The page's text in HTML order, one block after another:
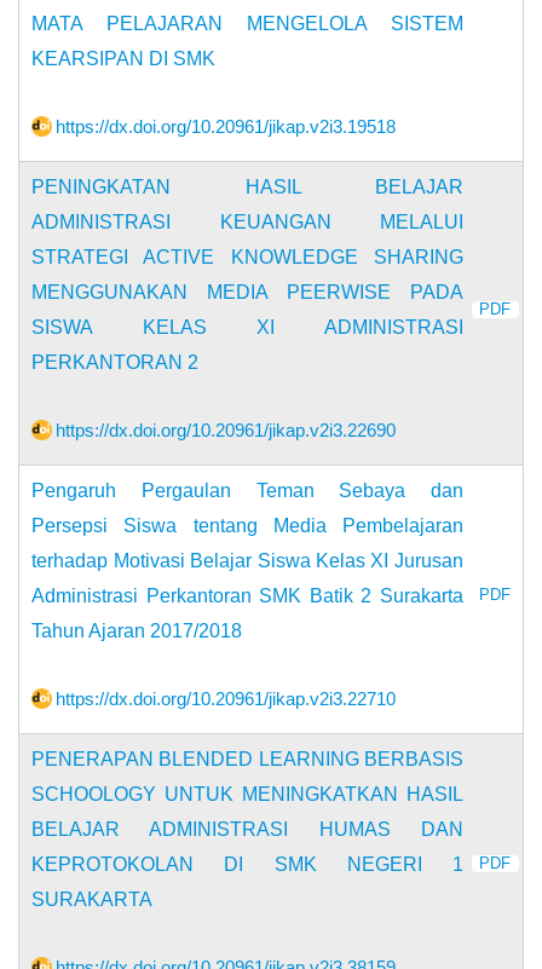
MATA PELAJARAN MENGELOLA SISTEM
KEARSIPAN DI SMK
https://dx.doi.org/10.20961/jikap.v2i3.19518
PENINGKATAN HASIL BELAJAR
ADMINISTRASI KEUANGAN MELALUI
STRATEGI ACTIVE KNOWLEDGE SHARING
MENGGUNAKAN MEDIA PEERWISE PADA
SISWA KELAS XI ADMINISTRASI
PERKANTORAN 2
https://dx.doi.org/10.20961/jikap.v2i3.22690
PDF
Pengaruh Pergaulan Teman Sebaya dan
Persepsi Siswa tentang Media Pembelajaran
terhadap Motivasi Belajar Siswa Kelas XI Jurusan
Administrasi Perkantoran SMK Batik 2 Surakarta
Tahun Ajaran 2017/2018
https://dx.doi.org/10.20961/jikap.v2i3.22710
PDF
PENERAPAN BLENDED LEARNING BERBASIS
SCHOOLOGY UNTUK MENINGKATKAN HASIL
BELAJAR ADMINISTRASI HUMAS DAN
KEPROTOKOLAN DI SMK NEGERI 1
SURAKARTA
PDF